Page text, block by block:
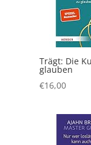
Trägt: Die
glauben
€16,00